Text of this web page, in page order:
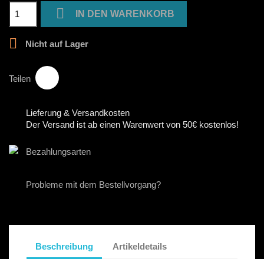
 IN DEN WARENKORB
 Nicht auf Lager
Teilen
Lieferung & Versandkosten
Der Versand ist ab einen Warenwert von 50€ kostenlos!
Bezahlungsarten
Probleme mit dem Bestellvorgang?
Beschreibung Artikeldetails